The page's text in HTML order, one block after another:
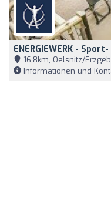
ENERGIEWERK -
16,8km, Oelsnitz/
Informationen und